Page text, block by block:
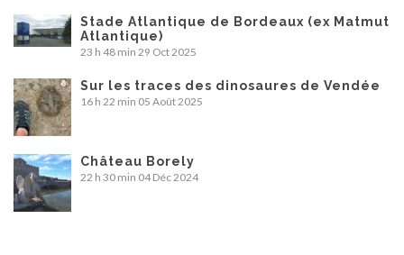
Stade Atlantique de Bordeaux (ex Matmut
Atlantique)
23 h 48 min 29 Oct 2025
Sur les traces des dinosaures de Vendée
16 h 22 min 05 Août 2025
Château Borely
22 h 30 min 04 Déc 2024